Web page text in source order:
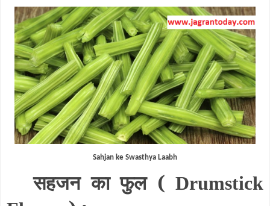
Sahjan ke Swasthya Laabh
सहजन का फुल ( Drumstick